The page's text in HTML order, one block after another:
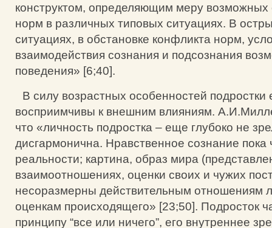
конструктом, определяющим меру возможных
норм в различных типовых ситуациях. В
ситуациях, в обстановке конфликта норм,
взаимодействия сознания и подсознания
поведения» [6;40].
В силу возрастных особенностей
восприимчивы к внешним влияниям.
что «личность подростка – еще глубоко не
дисгармонична. Нравственное сознание пока
реальности; картина, образ мира
взаимоотношениях, оценки своих и чужих
несоразмерны действительным отношениям
оценкам происходящего» [23;50]. Подросток
принципу “все или ничего”, его внутреннее